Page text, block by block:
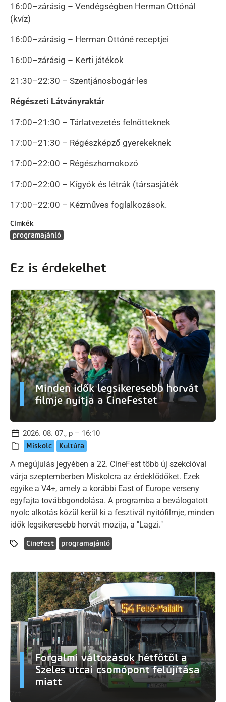
16:00–zárásig – Vendégségben Herman Ottónál
(kvíz)
16:00–zárásig – Herman Ottóné receptjei
16:00–zárásig – Kerti játékok
21:30–22:30 – Szentjánosbogár-les
Régészeti Látványraktár
17:00–21:30 – Tárlatvezetés felnőtteknek
17:00–21:30 – Régészképző gyerekeknek
17:00–22:00 – Régészhomokozó
17:00–22:00 – Kígyók és létrák (társasjáték
17:00–22:00 – Kézműves foglalkozások.
Címkék
programajánló
Ez is érdekelhet
Minden idők legsikeresebb horvát
filmje nyitja a CineFestet
2026. 08. 07., p – 16:10
Miskolc Kultúra
A megújulás jegyében a 22. CineFest több új szekcióval
várja szeptemberben Miskolcra az érdeklődőket. Ezek
egyike a V4+, amely a korábbi East of Europe verseny
egyfajta továbbgondolása. A programba a beválogatott
nyolc alkotás közül kerül ki a fesztivál nyitófilmje, minden
idők legsikeresebb horvát mozija, a "Lagzi."
Cinefest programajánló
Forgalmi változások hétfőtől a
Szeles utcai csomópont felújítása
miatt